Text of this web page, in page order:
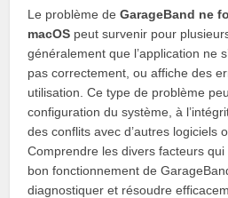
Le problème deGarageBand ne
macOS peut survenir pour
généralement que l’application ne
pas correctement, ou affiche des
utilisation. Ce type de problème
configuration du système, à
des conflits avec d’autres logiciels
Comprendre les divers facteurs
bon fonctionnement de
diagnostiquer et résoudre